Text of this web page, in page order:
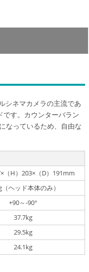
シネマカメラの主流であ
です。カウンターバラン
なっているため、自由な
（H）203×（D）191mm
ヘッド本体のみ）
+90～-90°
37.7kg
29.5kg
24.1kg